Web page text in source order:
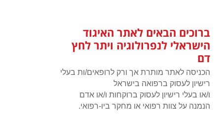
האיגוד הישראלי לנפרולוגיה ויתר
לחץ דם
ברוכים הבאים לאתר האיגוד
הישראלי לנפרולוגיה ויתר לחץ
דם
הכניסה לאתר מותרת אך ורק לרופאים/ות בעלי
רישיון לעסוק ברפואה בישראל
ו/או בעלי רישיון לעסוק ברוקחות ו/או אדם
הנמנה על צוות רפואי או מחקר ביו-רפואי.